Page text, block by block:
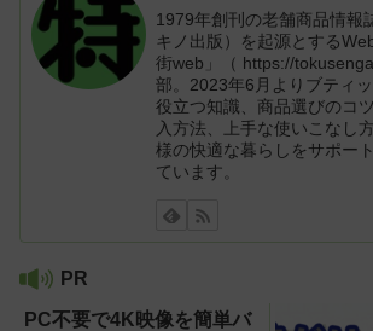
1979年創刊の老舗商品情報
キノ出版）を起源とする
街web」（ https://
部。2023年6月よりブティ
役立つ知識、商品選びのコ
入方法、上手な使いこなし
様の快適な暮らしをサポー
ています。
PR
PC不要で4K映像を簡単バ